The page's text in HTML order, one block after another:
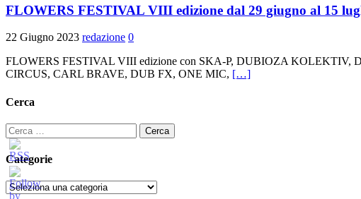
FLOWERS FESTIVAL VIII edizione dal 29 giugno al 15
22 Giugno 2023 redazione 0
FLOWERS FESTIVAL VIII edizione con SKA-P, DUBIOZA
CIRCUS, CARL BRAVE, DUB FX, ONE MIC, […]
Cerca
Ricerca
per:
Categorie
Categorie